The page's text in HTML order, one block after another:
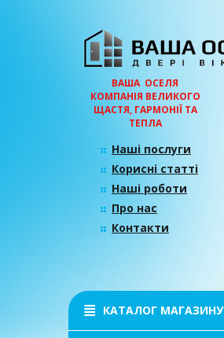
ВАША ОСЕЛЯ
КОМПАНІЯ ВЕЛИКОГО
ЩАСТЯ, ГАРМОНІЇ ТА
ТЕПЛА
Наші послуги
Корисні статті
Наші роботи
Про нас
Контакти
КАТАЛОГ МАГАЗИНУ